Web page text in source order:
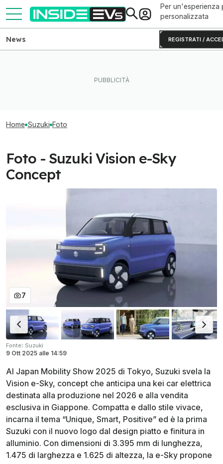
Per un'esperienza
personalizzata
REGISTRATI /
News
Home Suzuki Foto
Foto - Suzuki Vision e-Sky
Concept
7
Fonte: Suzuki
9 Ott 2025 alle 14:59
Al Japan Mobility Show 2025 di Tokyo, Suzuki svela la
Vision e-Sky, concept che anticipa una kei car elettrica
destinata alla produzione nel 2026 e alla vendita
esclusiva in Giappone. Compatta e dallo stile vivace,
incarna il tema “Unique, Smart, Positive” ed è la prima
Suzuki con il nuovo logo dal design piatto e finitura in
alluminio. Con dimensioni di 3.395 mm di lunghezza,
1.475 di larghezza e 1.625 di altezza, la e-Sky propone